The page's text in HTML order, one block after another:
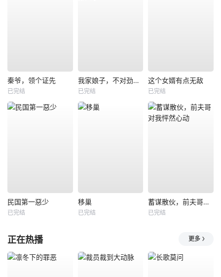
秦爷，领个证先
已完结
我家娘子，不对劲第四季
已完结
这个女婿有点无敌
已完结
民国第一惡少
已完结
移巢
已完结
蓄谋散伙，前夫哥对我怦然心动
已完结
正在热播 更多